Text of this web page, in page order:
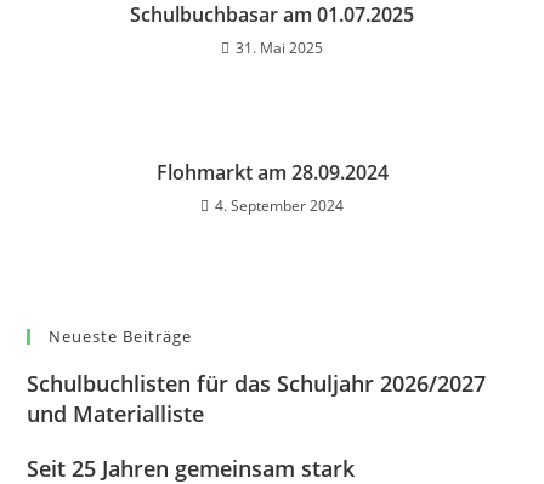
Schulbuchbasar am 01.07.2025
31. Mai 2025
Flohmarkt am 28.09.2024
4. September 2024
Neueste Beiträge
Schulbuchlisten für das Schuljahr 2026/2027
und Materialliste
Seit 25 Jahren gemeinsam stark